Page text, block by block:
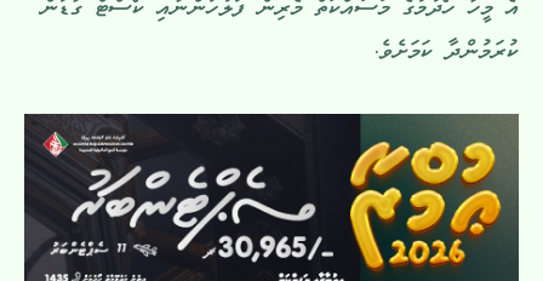
އެ މީހާ ހޯދުމުގެ މަސައްކަތް މެރިން ފުލުހުންނާއި ކޯސްޓް ގާޑުން
ކުރަމުންދާ ކަމަށެވެ.